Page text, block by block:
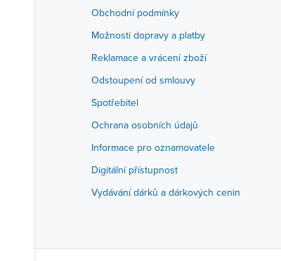
Obchodní podmínky
Možnosti dopravy a platby
Reklamace a vrácení zboží
Odstoupení od smlouvy
Spotřebitel
Ochrana osobních údajů
Informace pro oznamovatele
Digitální přístupnost
Vydávání dárků a dárkových cenin